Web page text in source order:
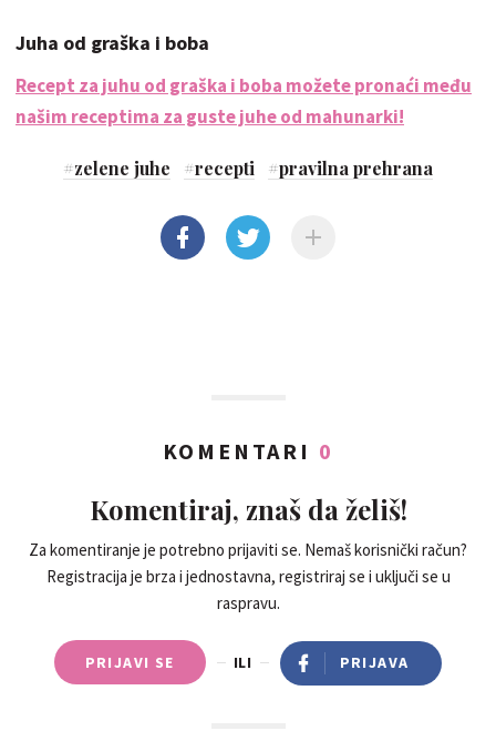
Juha od graška i boba
Recept za juhu od graška i boba možete pronaći među
našim receptima za guste juhe od mahunarki!
#zelene juhe #recepti #pravilna prehrana
KOMENTARI 0
Komentiraj, znaš da želiš!
Za komentiranje je potrebno prijaviti se. Nemaš korisnički račun?
Registracija je brza i jednostavna, registriraj se i uključi se u
raspravu.
PRIJAVI SE ILI PRIJAVA